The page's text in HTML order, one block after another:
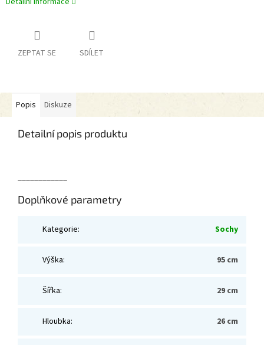
ZEPTAT SE SDÍLET
Popis Diskuze
Detailní popis produktu
____________
Doplňkové parametry
Kategorie: Sochy
Výška: 95 cm
Šířka: 29 cm
Hloubka: 26 cm